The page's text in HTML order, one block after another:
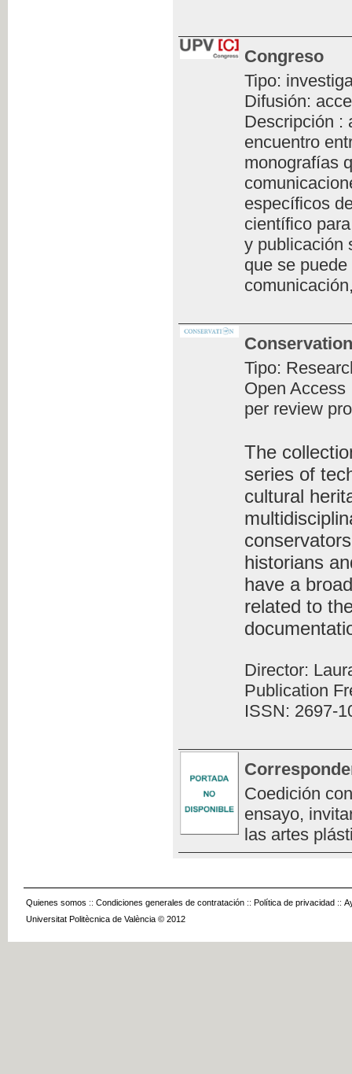
Congreso
Tipo:
Difusión:
Descripción :
encuentro
monografías
específicos
científico
y publicación
que se
Tipo:
Open Access
per review
The
series of
cultural
historians
have a
related to
Director:
Publication
ISSN: 2697-
Coedición
ensayo,
las artes
Quienes somos :: Condiciones generales de contratación :: Política de privacidad ::
Universitat Politècnica de València © 2012